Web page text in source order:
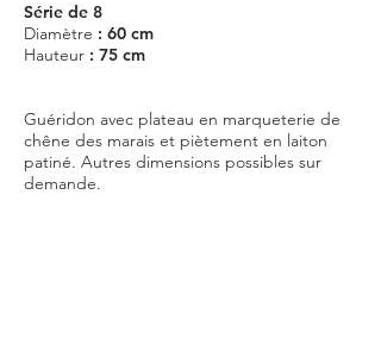
Série de 8
Diamètre : 60 cm
Hauteur : 75 cm
Guéridon avec plateau en marqueterie de
chêne des marais et piètement en laiton
patiné. Autres dimensions possibles sur
demande.